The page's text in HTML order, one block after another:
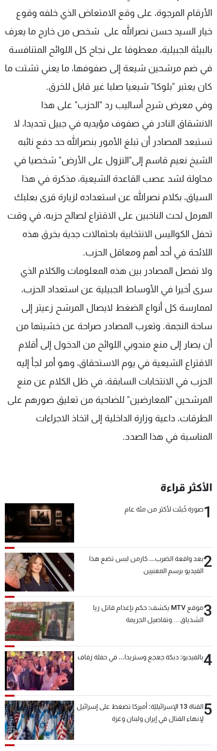
الأرقام المرجوة، على وقع الامتعاض الذي خلفه وقوع
خيار السيد حسن نصرالله على شخص من خارج ما يعرف
بالبيئة الجبيلية، معطوفا على نجاح كل اللوائح المتنافسة
في ضم مرشحين شيعة إلى صفوفها، ما يعني تشتت ما
كان يعتبر "بلوكا" شيعيا صلبا غير قابل للخرق.
وفي معرض شرح أساليب رد "الحزب" على هذا
الانشقاق النادر في صفوف مؤيديه في جبيل تحديدا، لا
تستبعد المصادر أن تبلغ الأمور بنصرالله حد دفع نائبه
الشيخ نعيم قاسم إلى"النزول على الأرض" شخصيا في
محاولة لشد عصب القاعدة الشيعية، مذكرة في هذا
السياق، بكلام نصرالله عن استعداده لزيارة قرى بعلبك
الهرمل لحث الناخبين على الاقتراع لصالح حزبه، في وقت
تحفل الكواليس الانتخابية باحتمالات جدية بخرق هذه
اللائحة في أحد أهم ومعاقل الحزب.
ولا تفصل المصادر بين هذه المعلومات والكلام الذي
سرى أخيرا في الأوساط الجبيلية عن استعداد الحزب،
لممارسة كل أنواع الضغط لايصال المرشح زعيتر إلى
ساحة النجمة. وتعرب المصادر صراحة عن خشيتها من
أن يصار إلى منع مندوبي اللوائح من الدخول إلى أقلام
الاقتراع الشيعية في يوم الاستحقاق، وهو أمر لجأ إليه
الحزب في الانتخابات السابقة، في ظل الكلام عن منع
المرشحين "المعارضين" للضاحية من تعليق صورهم على
الطرقات، داعية وزارة الداخلية إلى اتخاذ الاجراءات
المناسبة في هذا الصدد.
الأكثر قراءة
1صورة خُبئت لأكثر من مئة عام
2بعد واقعة الضرب... كارمن لبس تضع هذا
الفيديو برسم المعنيين
3
موقع MTV يكشف: حكم بإعدام قاتل ريا
الشدياق… وتفاصيل الجريمة
4بالفيديو: دبكة جعجع وستريدا... في حفلة زفاف
5
القناة 13 الإسرائيليّة: أميركا تضغط على إسرائيل
لإنهاء القتال في إيران ولبنان وغزة